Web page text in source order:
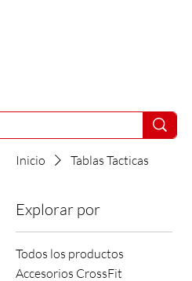
Inicio Tablas Tacticas
Explorar por
Todos los productos
Accesorios CrossFit